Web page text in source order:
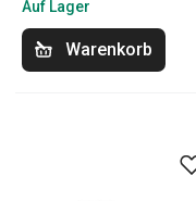
Auf Lager
Warenkorb